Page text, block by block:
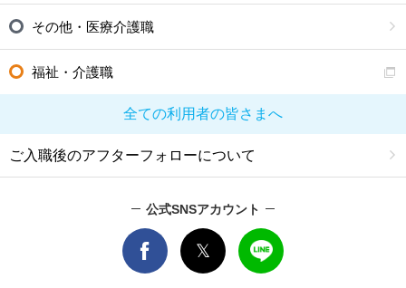
その他・医療介護職
福祉・介護職
全ての利用者の皆さまへ
ご入職後のアフターフォローについて
公式SNSアカウント